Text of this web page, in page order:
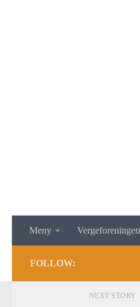
Meny Vergeforeningen
FOLLOW:
NEXT STORY